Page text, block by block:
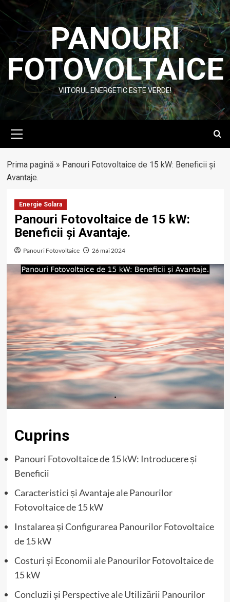
Skip
to
content
PANOURI
FOTOVOLTAICE
VIITORUL ENERGETIC ESTE VERDE!
Menu
Prima pagină » Panouri Fotovoltaice de 15 kW: Beneficii și
Avantaje.
Energie Solara
Panouri Fotovoltaice de 15 kW:
Beneficii și Avantaje.
Panouri Fotovoltaice 26 mai 2024
Cuprins
Panouri Fotovoltaice de 15 kW: Introducere și
Beneficii
Caracteristici și Avantaje ale Panourilor
Fotovoltaice de 15 kW
Instalarea și Configurarea Panourilor Fotovoltaice
de 15 kW
Costuri și Economii ale Panourilor Fotovoltaice de
15 kW
Concluzii și Perspective ale Utilizării Panourilor